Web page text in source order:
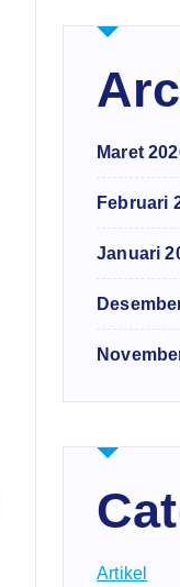
Maret
Februari
Januari
Artikel